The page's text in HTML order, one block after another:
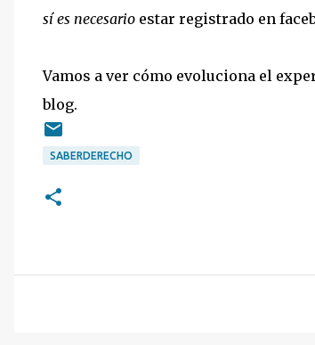
sí es necesario estar registrado en
Vamos a ver cómo evoluciona el
blog.
SABERDERECHO